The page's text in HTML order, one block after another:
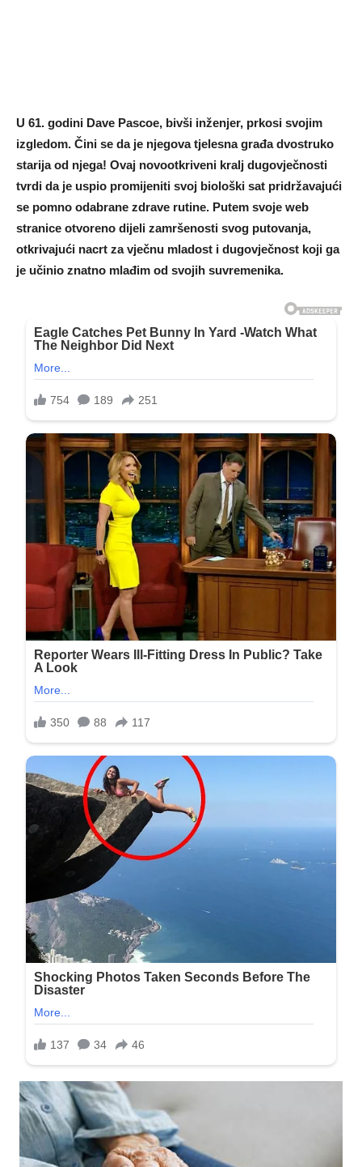
U 61. godini Dave Pascoe, bivši inženjer, prkosi svojim
izgledom. Čini se da je njegova tjelesna građa dvostruko
starija od njega! Ovaj novootkriveni kralj dugovječnosti
tvrdi da je uspio promijeniti svoj biološki sat pridržavajući
se pomno odabrane zdrave rutine. Putem svoje web
stranice otvoreno dijeli zamršenosti svog putovanja,
otkrivajući nacrt za vječnu mladost i dugovječnost koji ga
je učinio znatno mlađim od svojih suvremenika.